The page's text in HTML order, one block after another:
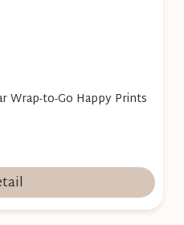
Wrap-to-Go Happy Prints